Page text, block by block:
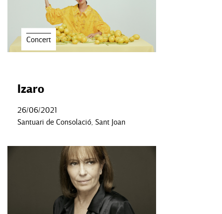
Concert
Izaro
26/06/2021
Santuari de Consolació, Sant Joan